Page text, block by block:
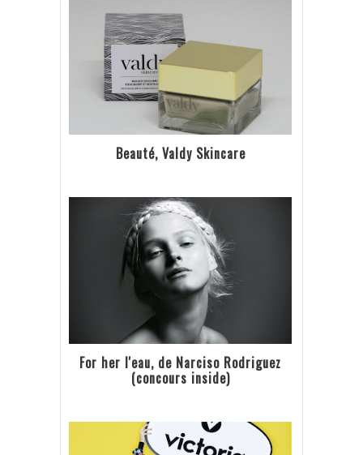
Beauté, Valdy Skincare
For her l'eau, de Narciso Rodriguez
(concours inside)